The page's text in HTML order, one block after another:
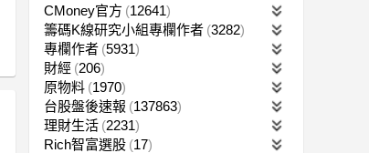
CMoney官方 12641
籌碼K線研究小組專欄作者 3282
專欄作者 5931
財經 206
原物料 1970
台股盤後速報 137863
理財生活 2231
Rich智富選股 17